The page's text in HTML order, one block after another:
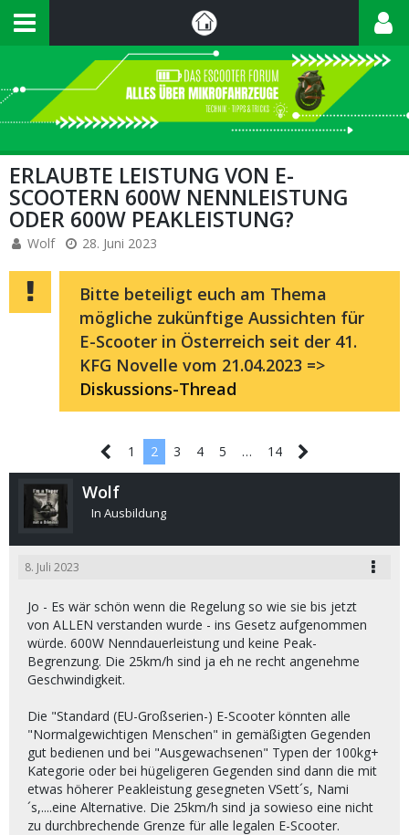
ERLAUBTE LEISTUNG VON E-
SCOOTERN 600W NENNLEISTUNG
ODER 600W PEAKLEISTUNG?
Wolf 28. Juni 2023
Bitte beteiligt euch am Thema
mögliche zukünftige Aussichten für
E-Scooter in Österreich seit der 41.
KFG Novelle vom 21.04.2023 =>
Diskussions-Thread
1 2 3 4 5 … 14
Wolf
In Ausbildung
8. Juli 2023
Jo - Es wär schön wenn die Regelung so wie sie bis jetzt
von ALLEN verstanden wurde - ins Gesetz aufgenommen
würde. 600W Nenndauerleistung und keine Peak-
Begrenzung. Die 25km/h sind ja eh ne recht angenehme
Geschwindigkeit.
Die "Standard (EU-Großserien-) E-Scooter könnten alle
"Normalgewichtigen Menschen" in gemäßigten Gegenden
gut bedienen und bei "Ausgewachsenen" Typen der 100kg+
Kategorie oder bei hügeligeren Gegenden sind dann die mit
etwas höherer Peakleistung gesegneten VSett´s, Nami
´s,....eine Alternative. Die 25km/h sind ja sowieso eine nicht
zu durchbrechende Grenze für alle legalen E-Scooter.